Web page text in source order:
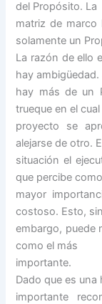
del Propósito. La
matriz de marco
solamente un
La razón de ello
hay ambigüedad.
hay más de un
trueque en el cual
proyecto se
alejarse de otro.
situación el
que percibe
mayor
costoso. Esto, sin
embargo, puede
como el más
importante.
Dado que es una
importante